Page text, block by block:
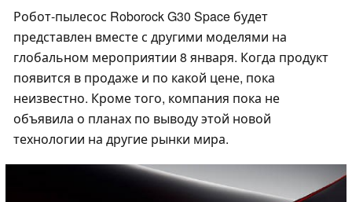
Робот-пылесос Roborock G30 Space будет
представлен вместе с другими моделями на
глобальном мероприятии 8 января. Когда продукт
появится в продаже и по какой цене, пока
неизвестно. Кроме того, компания пока не
объявила о планах по выводу этой новой
технологии на другие рынки мира.